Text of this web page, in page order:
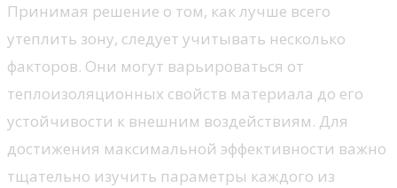
Принимая решение о том, как лучше всего
утеплить зону, следует учитывать несколько
факторов. Они могут варьироваться от
теплоизоляционных свойств материала до его
устойчивости к внешним воздействиям. Для
достижения максимальной эффективности важно
тщательно изучить параметры каждого из